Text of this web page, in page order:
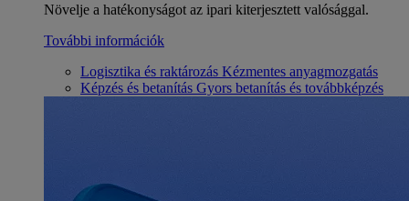
Növelje a hatékonyságot az ipari kiterjesztett valósággal.
További információk
Logisztika és raktározás Kézmentes anyagmozgatás
Képzés és betanítás Gyors betanítás és továbbképzés